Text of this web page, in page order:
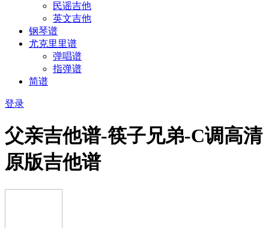
民谣吉他
英文吉他
钢琴谱
尤克里里谱
弹唱谱
指弹谱
简谱
登录
父亲吉他谱-筷子兄弟-C调高清
原版吉他谱